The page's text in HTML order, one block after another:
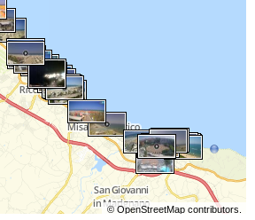
©OpenStreetMapcontributors.